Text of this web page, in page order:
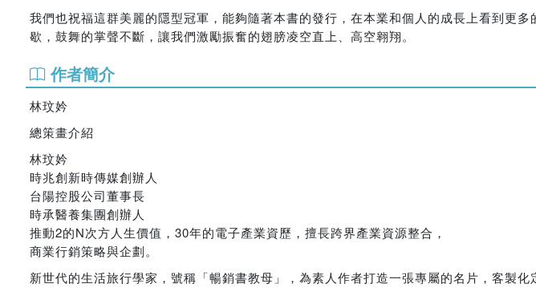
我們也祝福這群美麗的隱型冠軍，能夠隨著本書的發行，在本業和個人的成長上看到更
歇，鼓舞的掌聲不斷，讓我們激勵振奮的翅膀凌空直上、高空翱翔。
作者簡介
林玟妗
總策畫介紹
林玟妗
時兆創新時傳媒創辦人
台陽控股公司董事長
時承醫養集團創辦人
推動2的N次方人生價值，30年的電子產業資歷，擅長跨界產業資源整合，
商業行銷策略與企劃。
新世代的生活旅行學家，號稱「暢銷書教母」，為素人作者打造一張專屬的名片，客製化